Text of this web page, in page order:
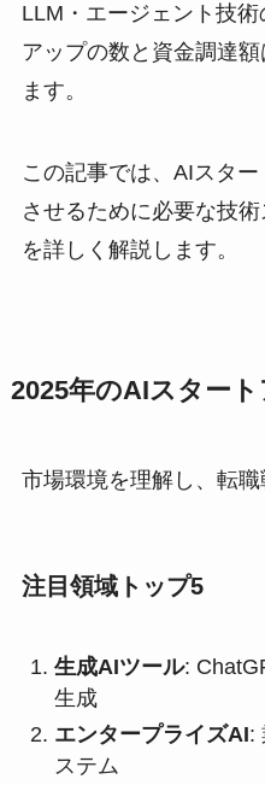
LLM・エージェント技
アップの数と資金調達
ます。
この記事では、AIスタ
させるために必要な技
を詳しく解説します。
2025年のAIスター
市場環境を理解し、転職
注目領域トップ5
生成AIツール:
生成
エンタープライズAI:
ステム